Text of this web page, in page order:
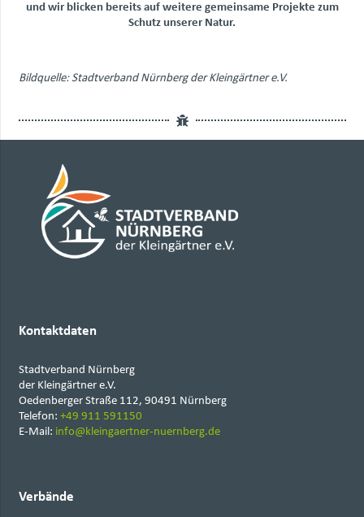
und wir blicken bereits auf weitere gemeinsame Projekte zum
Schutz unserer Natur.
Bildquelle: Stadtverband Nürnberg der Kleingärtner e.V.
Kontaktdaten
Stadtverband Nürnberg
der Kleingärtner e.V.
Oedenberger Straße 112, 90491 Nürnberg
Telefon: +49 911 591150
E-Mail: info@kleingaertner-nuernberg.de
Verbände